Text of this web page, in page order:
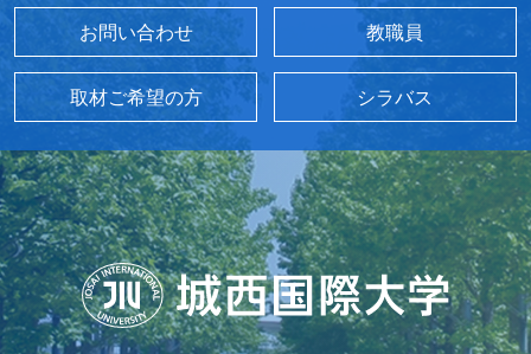
お問い合わせ 教職員
取材ご希望の方 シラバス